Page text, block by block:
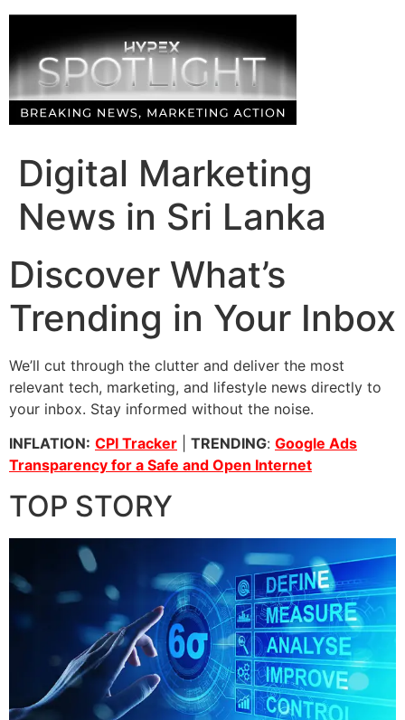
Skip
content
Digital Marketing
News in Sri Lanka
Discover What’s
Trending in Your Inbox
We’ll cut through the clutter and deliver the most
relevant tech, marketing, and lifestyle news directly to
your inbox. Stay informed without the noise.
INFLATION: CPI Tracker TRENDING: Google Ads
Transparency for a Safe and Open Internet
TOP STORY